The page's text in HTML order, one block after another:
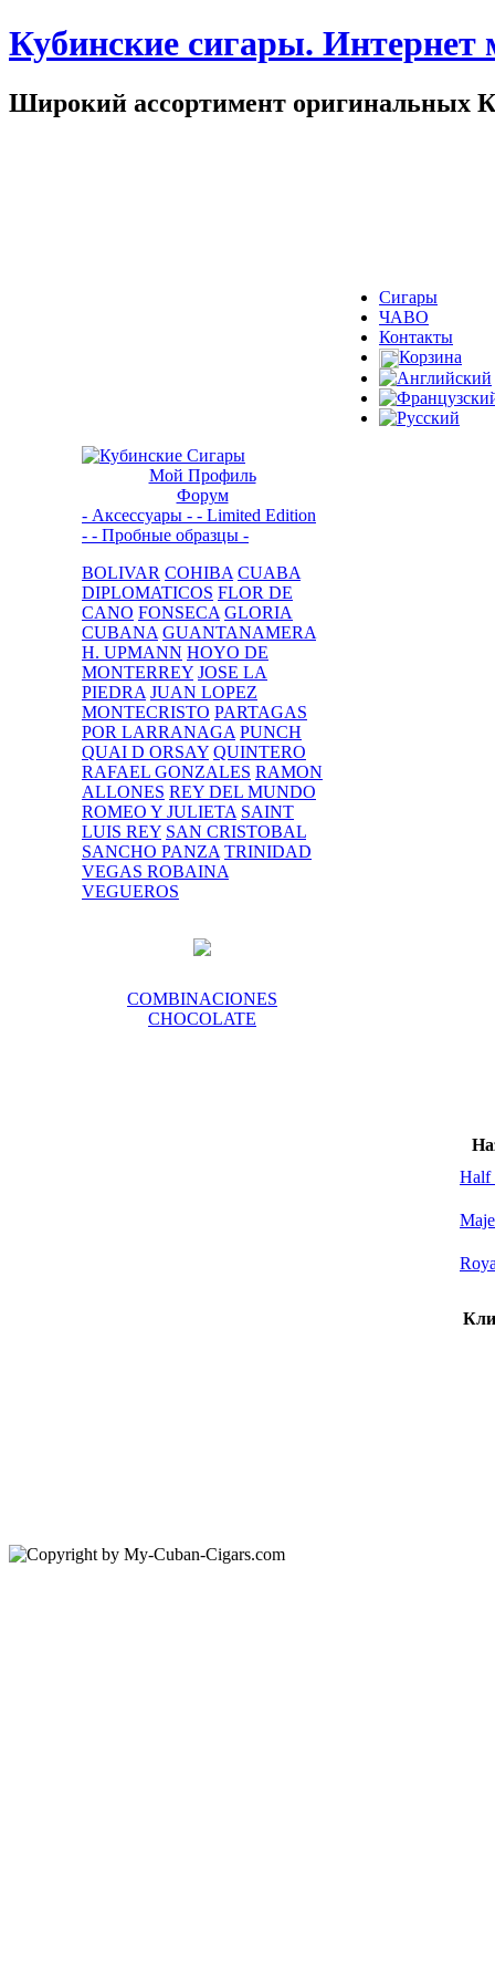
Кубинские сигары. Интернет
Широкий ассортимент оригинальных
Сигары
ЧАВО
Контакты
Корзина
Мой Профиль
Форум
- Аксессуары - - Limited Edition
- - Пробные образцы -
BOLIVAR COHIBA CUABA
DIPLOMATICOS FLOR DE
CANO FONSECA GLORIA
CUBANA GUANTANAMERA
H. UPMANN HOYO DE
MONTERREY JOSE LA
PIEDRA JUAN LOPEZ
MONTECRISTO PARTAGAS
POR LARRANAGA PUNCH
QUAI D ORSAY QUINTERO
RAFAEL GONZALES RAMON
ALLONES REY DEL MUNDO
ROMEO Y JULIETA SAINT
LUIS REY SAN CRISTOBAL
SANCHO PANZA TRINIDAD
VEGAS ROBAINA
VEGUEROS
COMBINACIONES
CHOCOLATE
Half